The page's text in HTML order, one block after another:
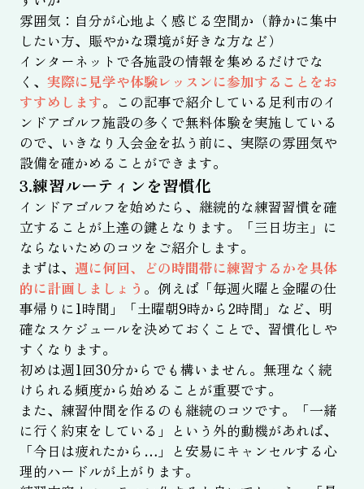
雰囲気：自分が心地よく感じる空間か（静かに集中
したい方、賑やかな環境が好きな方など）
インターネットで各施設の情報を集めるだけでな
く、 実際に見学や体験レッスンに参加することをお
すすめします。この記事で紹介している足利市のイ
ンドアゴルフ施設の多くで無料体験を実施している
ので、いきなり入会金を払う前に、実際の雰囲気や
設備を確かめることができます。
3.練習ルーティンを習慣化
インドアゴルフを始めたら、継続的な練習習慣を確
立することが上達の鍵となります。「三日坊主」に
ならないためのコツをご紹介します。
まずは、 週に何回、どの時間帯に練習するかを具体
的に計画しましょう 。例えば「毎週火曜と金曜の仕
事帰りに1時間」「土曜朝9時から2時間」など、明
確なスケジュールを決めておくことで、習慣化しや
すくなります。
初めは週1回30分からでも構いません。無理なく続
けられる頻度から始めることが重要です。
また、練習仲間を作るのも継続のコツです。「一緒
に行く約束をしている」という外的動機があれば、
「今日は疲れたから…」と安易にキャンセルする心
理的ハードルが上がります。